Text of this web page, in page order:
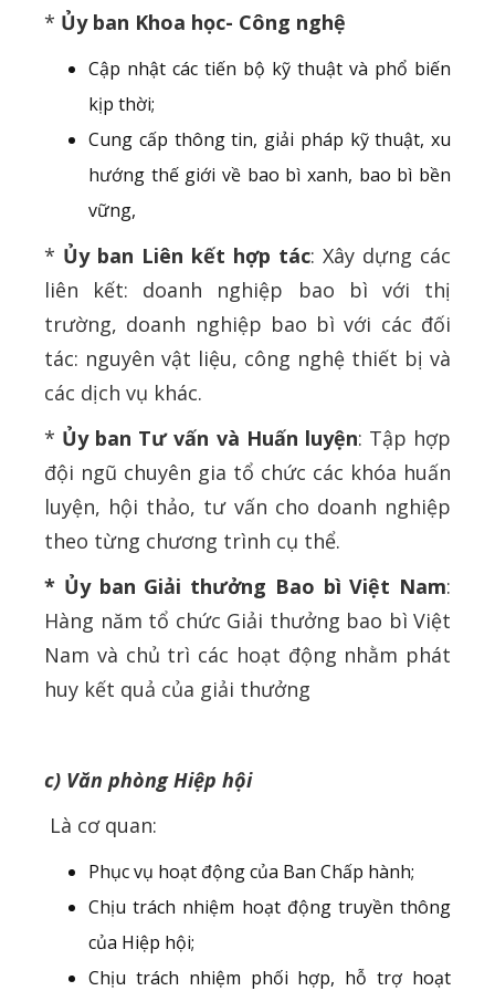
* Ủy ban Khoa học- Công nghệ
Cập nhật các tiến bộ kỹ thuật và phổ biến
kịp thời;
Cung cấp thông tin, giải pháp kỹ thuật, xu
hướng thế giới về bao bì xanh, bao bì bền
vững,
* Ủy ban Liên kết hợp tác: Xây dựng các
liên kết: doanh nghiệp bao bì với thị
trường, doanh nghiệp bao bì với các đối
tác: nguyên vật liệu, công nghệ thiết bị và
các dịch vụ khác.
* Ủy ban Tư vấn và Huấn luyện: Tập hợp
đội ngũ chuyên gia tổ chức các khóa huấn
luyện, hội thảo, tư vấn cho doanh nghiệp
theo từng chương trình cụ thể.
* Ủy ban Giải thưởng Bao bì Việt Nam:
Hàng năm tổ chức Giải thưởng bao bì Việt
Nam và chủ trì các hoạt động nhằm phát
huy kết quả của giải thưởng
c) Văn phòng Hiệp hội
Là cơ quan:
Phục vụ hoạt động của Ban Chấp hành;
Chịu trách nhiệm hoạt động truyền thông
của Hiệp hội;
Chịu trách nhiệm phối hợp, hỗ trợ hoạt